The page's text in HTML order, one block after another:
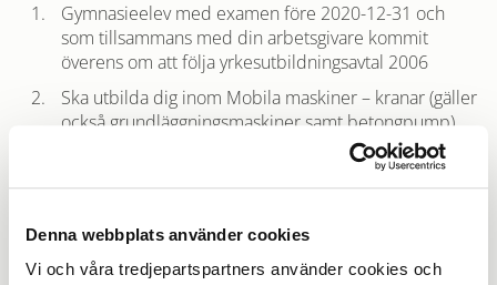
Denna webbplats använder cookies
Vi och våra tredjepartspartners använder cookies och
Gymnasieelev med examen före 2020-12-31 och
som tillsammans med din arbetsgivare kommit
överens om att följa yrkesutbildningsavtal 2006
Ska utbilda dig inom Mobila maskiner – kranar (gäller
också grundläggningsmaskiner samt betongpump)
RELATERADE LÄNKAR